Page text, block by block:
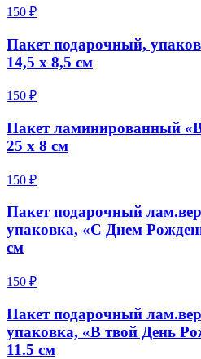
150 ₽
Пакет подарочный,
14,5 х 8,5 см
150 ₽
Пакет ламинированный
25 х 8 см
150 ₽
Пакет подарочный
упаковка, «С Днем
см
150 ₽
Пакет подарочный
упаковка, «В твой День
11.5 см